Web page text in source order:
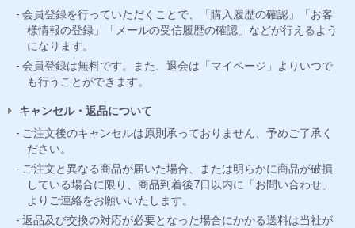
会員登録を行っていただくことで、「購入履歴の確認」「お客
様情報の登録」「メールの受信履歴の確認」などが行えるよう
になります。
会員登録は無料です。また、退会は「マイページ」よりいつで
も行うことができます。
キャンセル・返品について
ご注文後のキャンセルは原則承っておりません、予めご了承く
ださい。
ご注文と異なる商品が届いた場合、または明らかに商品が破損
している場合に限り、商品到着後7日以内に「お問い合わせ」
よりご連絡をお願いいたします。
返品及び交換の対応が必要となった場合にかかる送料は当社が